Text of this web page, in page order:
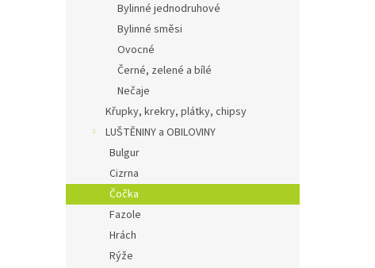
Bylinné jednodruhové
Bylinné směsi
Ovocné
Černé, zelené a bílé
Nečaje
Křupky, krekry, plátky, chipsy
LUŠTĚNINY a OBILOVINY
Bulgur
Cizrna
Čočka
Fazole
Hrách
Rýže